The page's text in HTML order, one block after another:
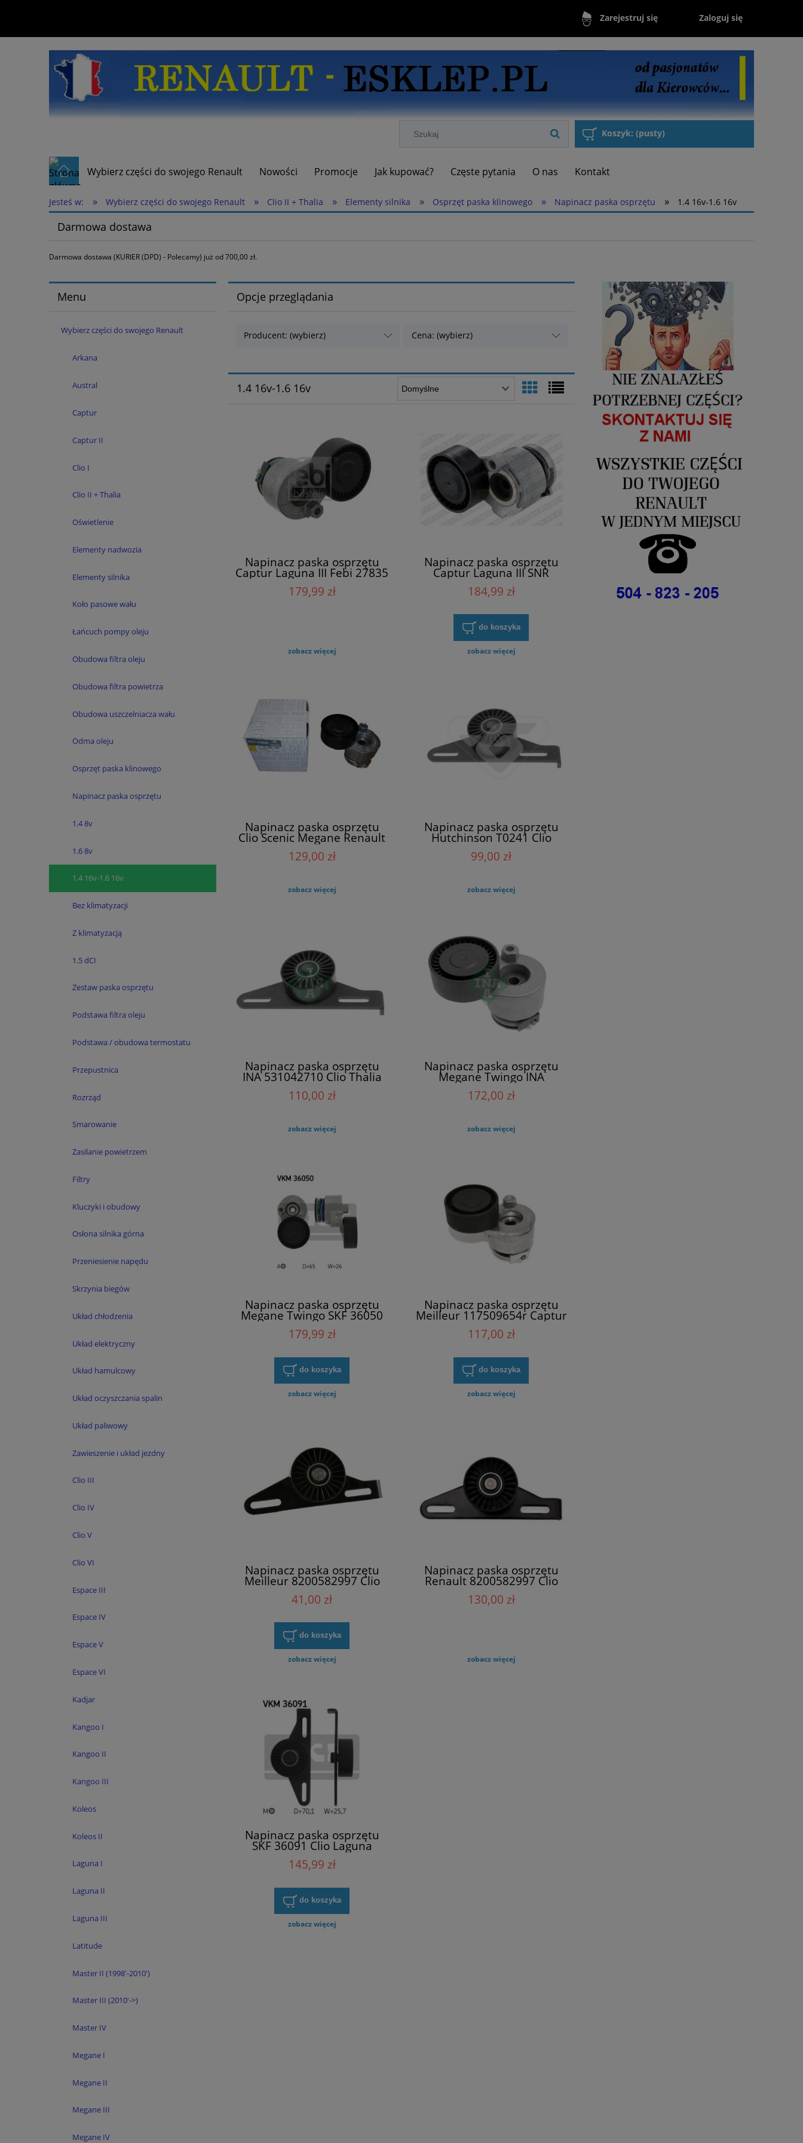
Zarejestruj się Zaloguj się
Koszyk: (pusty)
Wybierz części do swojego Renault Nowości Promocje Jak kupować? Częste pytania O nas Kontakt
Jesteś w: » Wybierz części do swojego Renault » Clio II + Thalia » Elementy silnika » Osprzęt paska klinowego » Napinacz paska osprzętu » 1.4 16v-1.6 16v
Darmowa dostawa
Darmowa dostawa (KURIER (DPD) - Polecamy) już od 700,00 zł.
Menu
Wybierz części do swojego Renault
Arkana
Austral
Captur
Captur II
Clio I
Clio II + Thalia
Oświetlenie
Elementy nadwozia
Elementy silnika
Koło pasowe wału
Łańcuch pompy oleju
Obudowa filtra oleju
Obudowa filtra powietrza
Obudowa uszczelniacza wału
Odma oleju
Osprzęt paska klinowego
Napinacz paska osprzętu
1.4 8v
1.6 8v
1.4 16v-1.6 16v
Bez klimatyzacji
Z klimatyzacją
1.5 dCI
Zestaw paska osprzętu
Podstawa filtra oleju
Podstawa / obudowa termostatu
Przepustnica
Rozrząd
Smarowanie
Zasilanie powietrzem
Filtry
Kluczyki i obudowy
Osłona silnika górna
Przeniesienie napędu
Skrzynia biegów
Układ chłodzenia
Układ elektryczny
Układ hamulcowy
Układ oczyszczania spalin
Układ paliwowy
Zawieszenie i układ jezdny
Clio III
Clio IV
Clio V
Clio VI
Espace III
Espace IV
Espace V
Espace VI
Kadjar
Kangoo I
Kangoo II
Kangoo III
Koleos
Koleos II
Laguna I
Laguna II
Laguna III
Latitude
Master II (1998'-2010')
Master III (2010'->)
Master IV
Megane I
Megane II
Megane III
Megane IV
Opcje przeglądania
Producent: (wybierz) Cena: (wybierz)
1.4 16v-1.6 16v
Napinacz paska osprzętu
Captur Laguna III Febi 27835
179,99 zł
zobacz więcej
Napinacz paska osprzętu
Captur Laguna III SNR
GA355.11
184,99 zł
do koszyka
zobacz więcej
Napinacz paska osprzętu
Clio Scenic Megane Renault
117509654R
129,00 zł
zobacz więcej
Napinacz paska osprzętu
Hutchinson T0241 Clio
Megane Scenic
99,00 zł
zobacz więcej
Napinacz paska osprzętu
INA 531042710 Clio Thalia
Scenic
110,00 zł
zobacz więcej
Napinacz paska osprzętu
Megane Twingo INA
534014130
172,00 zł
zobacz więcej
Napinacz paska osprzętu
Megane Twingo SKF 36050
VKM
179,99 zł
do koszyka
zobacz więcej
Napinacz paska osprzętu
Meilleur 117509654r Captur
Laguna III
117,00 zł
do koszyka
zobacz więcej
Napinacz paska osprzętu
Meilleur 8200582997 Clio
Kangoo Scenic
41,00 zł
do koszyka
zobacz więcej
Napinacz paska osprzętu
Renault 8200582997 Clio
Kangoo Laguna
130,00 zł
zobacz więcej
Napinacz paska osprzętu
SKF 36091 Clio Laguna
Scenic
145,99 zł
do koszyka
zobacz więcej